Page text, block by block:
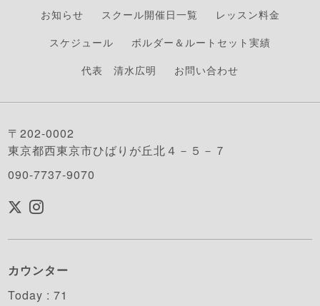
お知らせ スクール開催日一覧
レッスン料金
スケジュール
ボルダー＆ルートセット実績
代表 清水広明
お問い合わせ
〒202-0002
東京都西東京市ひばりが丘北４－５－７
090-7737-9070
カウンター
Today :71